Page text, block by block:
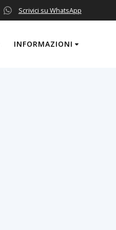
Scrivici su WhatsApp
INFORMAZIONI